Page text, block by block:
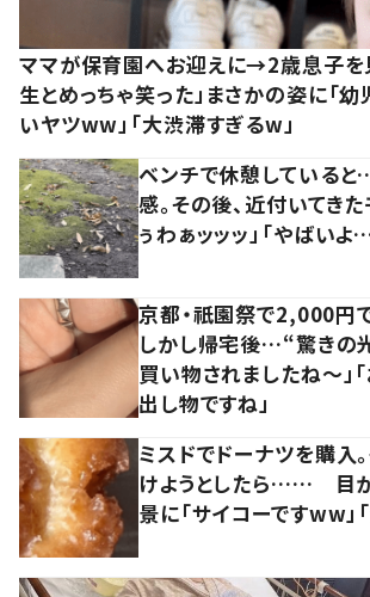
ママが保育園へお迎えに→2歳息子
生とめっちゃ笑った」まさかの姿に「
いヤツww」「大渋滞すぎるw」
ベンチで休憩している
感。その後、近付いてき
ぅわぁッッッ」「やばいよ…
京都・祇園祭で2,000円
しかし帰宅後…“驚きの
買い物されましたね～」「
出し物ですね」
ミスドでドーナツを購入
けようとしたら…… 目
景に「サイコーですww」